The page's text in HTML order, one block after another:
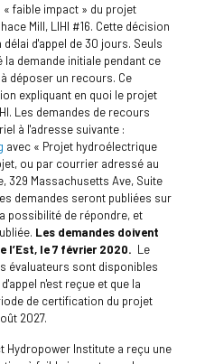
faible impact » du projet
Mill, LIHI #16. Cette décision
d'appel de 30 jours. Seuls
demande initiale pendant ce
déposer un recours. Ce
expliquant en quoi le projet
Les demandes de recours
à l'adresse suivante :
avec « Projet hydroélectrique
ou par courrier adressé au
329 Massachusetts Ave, Suite
demandes seront publiées sur
possibilité de répondre, et
Les demandes doivent
l’Est, le 7 février 2020. Le
évaluateurs sont disponibles
n'est reçue et que la
de certification du projet
2027.
Hydropower Institute a reçu une